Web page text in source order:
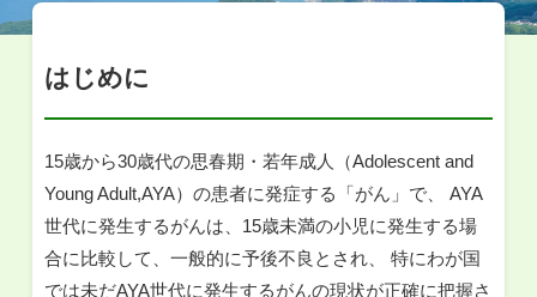
はじめに
15歳から30歳代の思春期・若年成人（Adolescent and
Young Adult,AYA）の患者に発症する「がん」で、 AYA
世代に発生するがんは、15歳未満の小児に発生する場
合に比較して、一般的に予後不良とされ、 特にわが国
では未だAYA世代に発生するがんの現状が正確に把握さ